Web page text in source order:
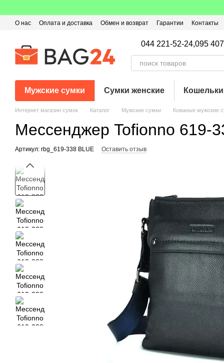
О нас Оплата и доставка Обмен и возврат Гарантии
Контакты
044 221-52-24,095
Мужские сумки Сумки женские Кошельки
Интернет магазин сумок Каталог Мужские сумки Кожаные мужские
Мессенджер Tofionno 619-
Артикул: rbg_619-338 BLUE Оставить отзыв